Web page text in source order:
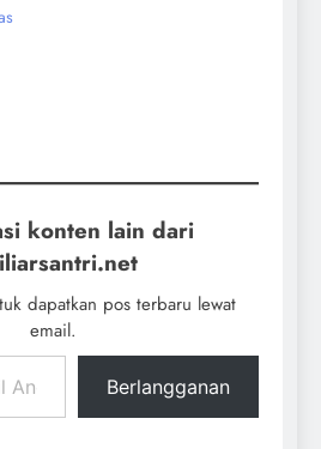
konten lain dari
dapatkan pos terbaru lewat
email.
Berlangganan